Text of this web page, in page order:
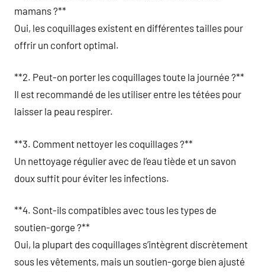
mamans ?**
Oui, les coquillages existent en différentes tailles pour
offrir un confort optimal.
**2. Peut-on porter les coquillages toute la journée ?**
Il est recommandé de les utiliser entre les tétées pour
laisser la peau respirer.
**3. Comment nettoyer les coquillages ?**
Un nettoyage régulier avec de l’eau tiède et un savon
doux suffit pour éviter les infections.
**4. Sont-ils compatibles avec tous les types de
soutien-gorge ?**
Oui, la plupart des coquillages s’intègrent discrètement
sous les vêtements, mais un soutien-gorge bien ajusté